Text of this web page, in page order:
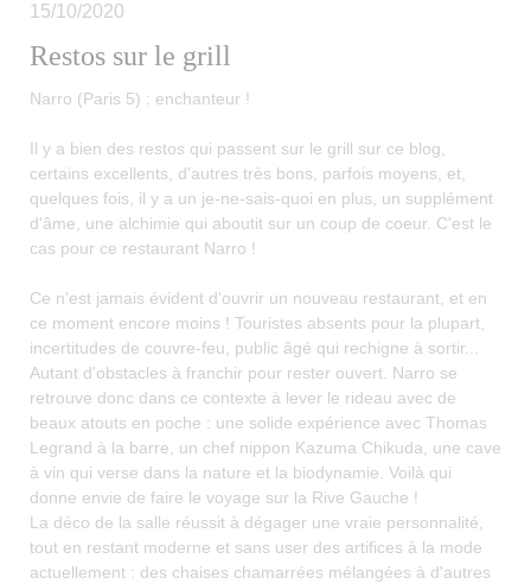
Restos sur le grill
15/10/2020
Narro (Paris 5) : enchanteur !
Il y a bien des restos qui passent sur le grill sur ce blog,
certains excellents, d'autres très bons, parfois moyens, et,
quelques fois, il y a un je-ne-sais-quoi en plus, un supplément
d'âme, une alchimie qui aboutit sur un coup de coeur. C'est le
cas pour ce restaurant Narro !
Ce n'est jamais évident d'ouvrir un nouveau restaurant, et en
ce moment encore moins ! Touristes absents pour la plupart,
incertitudes de couvre-feu, public âgé qui rechigne à sortir...
Autant d'obstacles à franchir pour rester ouvert. Narro se
retrouve donc dans ce contexte à lever le rideau avec de
beaux atouts en poche : une solide expérience avec Thomas
Legrand à la barre, un chef nippon Kazuma Chikuda, une cave
à vin qui verse dans la nature et la biodynamie. Voilà qui
donne envie de faire le voyage sur la Rive Gauche !
La déco de la salle réussit à dégager une vraie personnalité,
tout en restant moderne et sans user des artifices à la mode
actuellement : des chaises chamarrées mélangées à d'autres